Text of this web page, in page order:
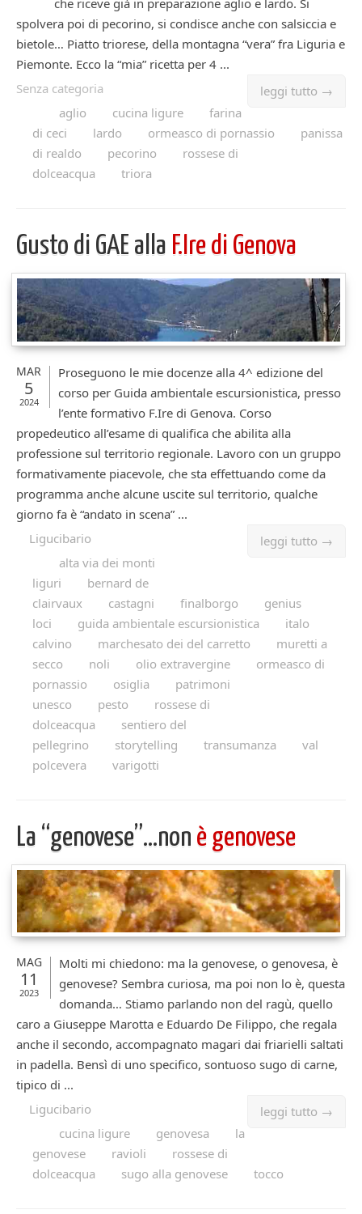
che riceve già in preparazione aglio e lardo. Si
spolvera poi di pecorino, si condisce anche con salsiccia e
bietole… Piatto triorese, della montagna “vera” fra Liguria e
Piemonte. Ecco la “mia” ricetta per 4 ...
leggi tutto →
Senza categoria
aglio
cucina ligure
farina
di ceci
lardo ormeasco di pornassio
panissa
di realdo
pecorino
rossese di
dolceacqua
triora
Gusto di GAE alla F.Ire di Genova
MAR
5
2024
Proseguono le mie docenze alla 4^ edizione del
corso per Guida ambientale escursionistica, presso
l’ente formativo F.Ire di Genova. Corso
propedeutico all’esame di qualifica che abilita alla
professione sul territorio regionale. Lavoro con un gruppo
formativamente piacevole, che sta effettuando come da
programma anche alcune uscite sul territorio, qualche
giorno fa è “andato in scena” ...
leggi tutto →
Ligucibario
alta via dei monti
liguri
bernard de
clairvaux
castagni finalborgo
genius
loci
guida ambientale escursionistica
italo
calvino
marchesato dei del carretto
muretti a
secco
noli olio extravergine
ormeasco di
pornassio
osiglia
patrimoni
unesco
pesto
rossese di
dolceacqua
sentiero del
pellegrino
storytelling transumanza
val
polcevera
varigotti
La “genovese”…non è genovese
MAG
11
2023
Molti mi chiedono: ma la genovese, o genovesa, è
genovese? Sembra curiosa, ma poi non lo è, questa
domanda… Stiamo parlando non del ragù, quello
caro a Giuseppe Marotta e Eduardo De Filippo, che regala
anche il secondo, accompagnato magari dai friarielli saltati
in padella. Bensì di uno specifico, sontuoso sugo di carne,
tipico di ...
leggi tutto →
Ligucibario
cucina ligure
genovesa
la
genovese
ravioli
rossese di
dolceacqua
sugo alla genovese tocco